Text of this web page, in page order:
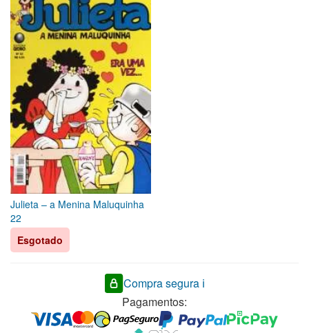
Julieta – a Menina Maluquinha
22
Esgotado
Compra segura ℹ️
Pagamentos: